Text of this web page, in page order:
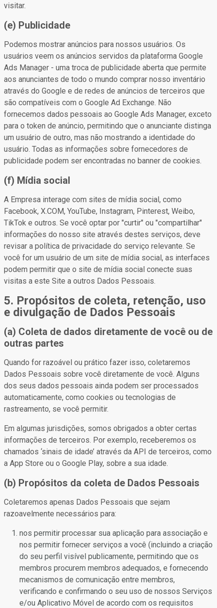
visitar.
(e) Publicidade
Podemos mostrar anúncios para nossos usuários. Os
usuários veem os anúncios servidos da plataforma Google
Ads Manager - uma troca de publicidade aberta que permite
aos anunciantes de todo o mundo comprar nosso inventário
através do Google e de redes de anúncios de terceiros que
são compatíveis com o Google Ad Exchange. Não
fornecemos dados pessoais ao Google Ads Manager, exceto
para o token de anúncio, permitindo que o anunciante distinga
um usuário de outro, mas não mostrando a identidade do
usuário. Todas as informações sobre fornecedores de
publicidade podem ser encontradas no banner de cookies.
(f) Mídia social
A Empresa interage com sites de mídia social, como
Facebook, X.COM, YouTube, Instagram, Pinterest, Weibo,
TikTok e outros. Se você optar por "curtir" ou "compartilhar"
informações do nosso site através destes serviços, deve
revisar a política de privacidade do serviço relevante. Se
você for um usuário de um site de mídia social, as interfaces
podem permitir que o site de mídia social conecte suas
visitas a este Site a outros Dados Pessoais.
5. Propósitos de coleta, retenção, uso
e divulgação de Dados Pessoais
(a) Coleta de dados diretamente de você ou de
outras partes
Quando for razoável ou prático fazer isso, coletaremos
Dados Pessoais sobre você diretamente de você. Alguns
dos seus dados pessoais ainda podem ser processados
automaticamente, como cookies ou tecnologias de
rastreamento, se você permitir.
Em algumas jurisdições, somos obrigados a obter certas
informações de terceiros. Por exemplo, receberemos os
chamados ‘sinais de idade’ através da API de terceiros, como
a App Store ou o Google Play, sobre a sua idade.
(b) Propósitos da coleta de Dados Pessoais
Coletaremos apenas Dados Pessoais que sejam
razoavelmente necessários para:
nos permitir processar sua aplicação para associação e
nos permitir fornecer serviços a você (incluindo a criação
do seu perfil visível publicamente, permitindo que os
membros procurem membros adequados, e fornecendo
mecanismos de comunicação entre membros,
verificando e confirmando o seu uso de nossos Serviços
e/ou Aplicativo Móvel de acordo com os requisitos